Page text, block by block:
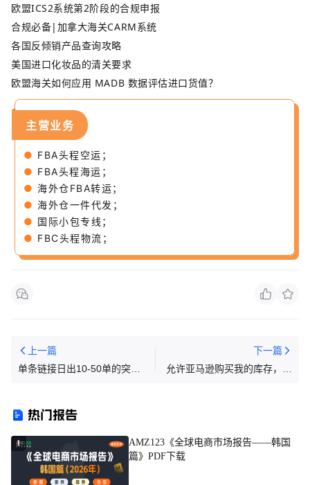
欧盟ICS2系统第2阶段的合规申报
合规必备|加拿大海关CARM系统
各国反倾销产品查询攻略
美国进口化妆品的清关要求
欧盟海关如何应用 MADB 数据评估进口货值？
主营业务
● FBA头程空运；
● FBA头程海运；
● 海外仓FBA转运；
● 海外仓一件代发；
● 国际小包专线；
● FBC头程物流；
上一篇
单条链接日出10-50单的突
下一篇
允许亚马逊购买我的库存，是
热门报告
1
AMZ123《全球电商市场报告——韩国
篇》PDF下载